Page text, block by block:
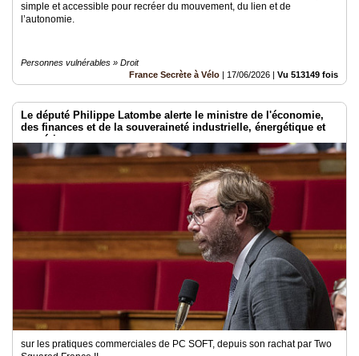
simple et accessible pour recréer du mouvement, du lien et de
l’autonomie.
Personnes vulnérables » Droit
France Secrète à Vélo | 17/06/2026 | Vu 513149 fois
Le député Philippe Latombe alerte le ministre de l'économie,
des finances et de la souveraineté industrielle, énergétique et
numérique
sur les pratiques commerciales de PC SOFT, depuis son rachat par Two